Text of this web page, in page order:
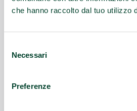
che hanno raccolto dal tuo utilizzo
delNecessari
Preferenze